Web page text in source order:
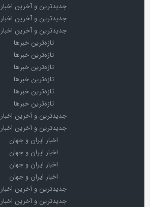
جدیدترین و آخرین اخبار
جدیدترین و آخرین اخبار
جدیدترین و آخرین اخبار
تازه‌ترین خبرها
تازه‌ترین خبرها
تازه‌ترین خبرها
تازه‌ترین خبرها
تازه‌ترین خبرها
تازه‌ترین خبرها
جدیدترین و آخرین اخبار
جدیدترین و آخرین اخبار
اخبار ایران و جهان
اخبار ایران و جهان
اخبار ایران و جهان
اخبار ایران و جهان
جدیدترین و آخرین اخبار
جدیدترین و آخرین اخبار